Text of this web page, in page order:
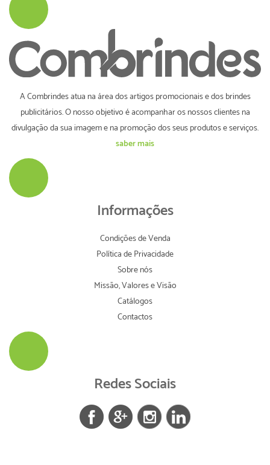
A Combrindes atua na área dos artigos promocionais e dos brindes
publicitários. O nosso objetivo é acompanhar os nossos clientes na
divulgação da sua imagem e na promoção dos seus produtos e serviços.
saber mais
Informações
Condições de Venda
Política de Privacidade
Sobre nós
Missão, Valores e Visão
Catálogos
Contactos
Redes Sociais